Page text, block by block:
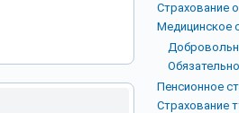
Страхование
Медицинское
Пенсионное
Страхование